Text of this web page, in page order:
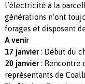
l’électricité à la
générations n’ont
forages et disposent
A venir
17 janvier : Début du
20 janvier : Rencontre
représentants de